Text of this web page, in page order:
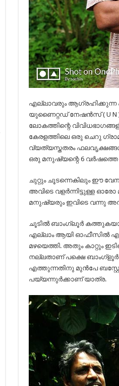
എല്ലാവരും ആഗ്രഹിക്കുന്ന
യുണൈറ്റഡ് നേഷൻസ് ( U N )
ലോകത്തിന്റെ
കേരളത്തിലെ ഒരു ചെറു
വ്യത്യസ്തതരം
ഒരു മനുഷ്യന്റെ 6 വർഷത്തെ
ചുറ്റും ചൂടന്നെകിലും ഈ
അവിടെ വളർന്നിട്ടുള്ള
മനുഷ്യരും ഇവിടെ വന്നു
ചൂടിൽ ബാംഗ്ലൂർ
എല്ലാം ആയി ഓഫീസിൽ
മഴയെത്തി. അതും കാറ്റും
നല്ലതാണ് പക്ഷെ
എത്തുന്നതിനു മുൻപേ
പയ്യന്നുർക്കാണ് യാത്ര.